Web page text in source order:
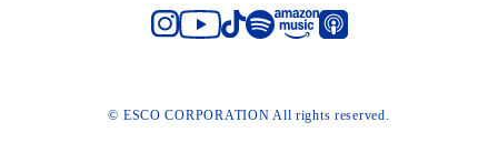
© ESCO CORPORATION All rights reserved.